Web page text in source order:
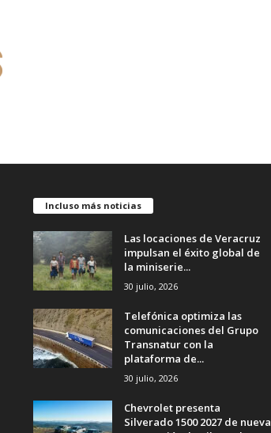
Incluso más noticias
Las locaciones de Veracruz
impulsan el éxito global de
la miniserie...
30 julio, 2026
Telefónica optimiza las
comunicaciones del Grupo
Transnatur con la
plataforma de...
30 julio, 2026
Chevrolet presenta
Silverado 1500 2027 de nueva